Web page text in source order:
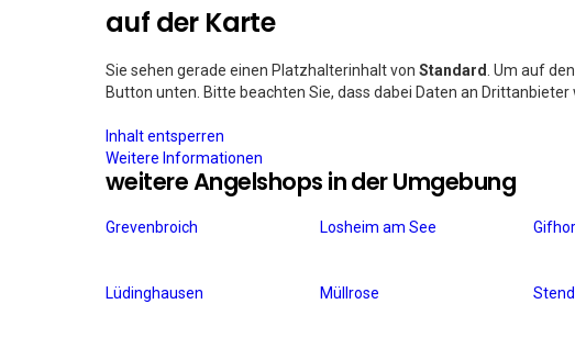
auf der Karte
Sie sehen gerade einen Platzhalterinhalt von Standard . Um auf
Button unten. Bitte beachten Sie, dass dabei Daten an Drittanbieter
Inhalt entsperren
Weitere Informationen
weitere Angelshops in der Umgebung
Grevenbroich Losheim am See
Lüdinghausen Müllrose